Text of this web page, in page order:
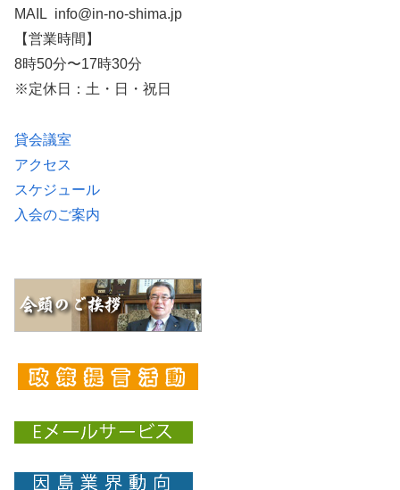
MAIL info@in-no-shima.jp
【営業時間】
8時50分〜17時30分
※定休日：土・日・祝日
貸会議室
アクセス
スケジュール
入会のご案内